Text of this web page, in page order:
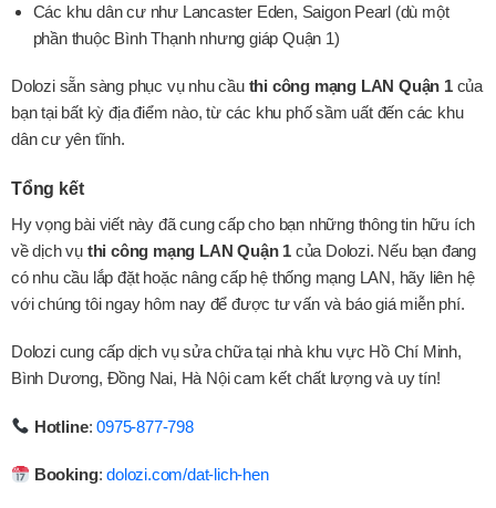
Các khu dân cư như Lancaster Eden, Saigon Pearl (dù một
phần thuộc Bình Thạnh nhưng giáp Quận 1)
Dolozi sẵn sàng phục vụ nhu cầu thi công mạng LAN Quận 1của
bạn tại bất kỳ địa điểm nào, từ các khu phố sầm uất đến các khu
dân cư yên tĩnh.
Tổng kết
Hy vọng bài viết này đã cung cấp cho bạn những thông tin hữu ích
về dịch vụ thi công mạng LAN Quận 1 của Dolozi. Nếu bạn đang
có nhu cầu lắp đặt hoặc nâng cấp hệ thống mạng LAN, hãy liên hệ
với chúng tôi ngay hôm nay để được tư vấn và báo giá miễn phí.
Dolozi cung cấp dịch vụ sửa chữa tại nhà khu vực Hồ Chí Minh,
Bình Dương, Đồng Nai, Hà Nội cam kết chất lượng và uy tín!
Hotline:0975-877-798
Booking:dolozi.com/dat-lich-hen